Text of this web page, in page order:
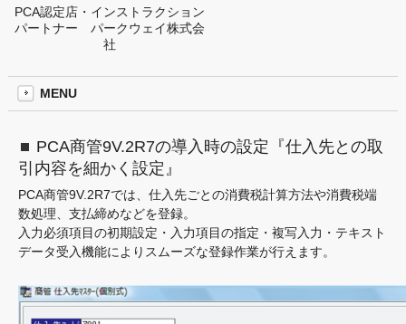
PCA認定店・インストラクション
パートナー パークウェイ株式会
社
MENU
PCA商管9V.2R7の導入時の設定『仕入先との取
引内容を細かく設定』
PCA商管9V.2R7では、仕入先ごとの消費税計算方法や消費税端
数処理、支払締めなどを登録。
入力必須項目の初期設定・入力項目の指定・複写入力・テキスト
データ受入機能によりスムーズな登録作業が行えます。